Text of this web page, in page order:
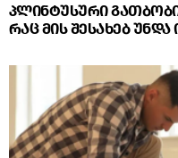
პლინტუსური
რაც მის შესახებ